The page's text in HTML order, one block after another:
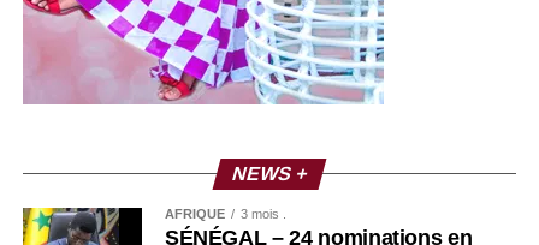
NEWS +
AFRIQUE 3 mois .
SÉNÉGAL – 24 nominations en